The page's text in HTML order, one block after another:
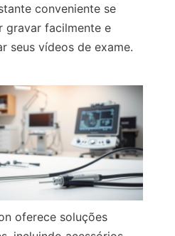
conveniente se
gravar facilmente e
seus vídeos de exame.
oferece soluções